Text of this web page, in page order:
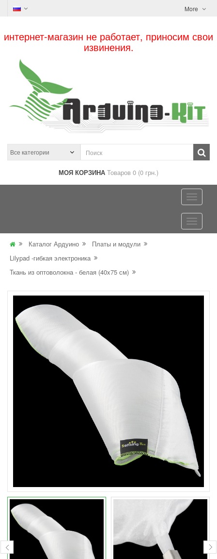
More
интернет-магазин не работает, приносим свои
извинения.
МОЯ КОРЗИНА Товаров 0 (0 грн.)
Каталог Ардуино
Платы и модули
Lilypad -гибкая электроника
Ткань из оптоволокна - белая (40x75 см)